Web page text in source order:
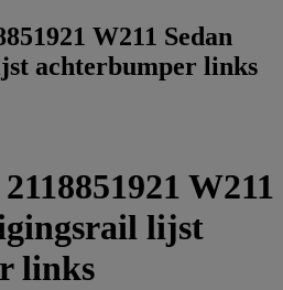
W211 Sedan
achterbumper links
W211
lijst
links